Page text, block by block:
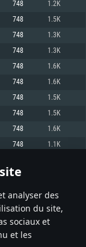
analyser des
du site,
sociaux et
et les
77XX / NVIDIA
le jeu est de 720p
AMD/Nvidia. La
pas supportés)
de Metal
(moins de 6 mois) /
par le jeu est de
(moins de 6 mois) /
748 1.2K
748 1.5K
748 1.3K
748 1.3K
748 1.6K
748 1.6K
748 1.5K
748 1.5K
748 1.6K
748 1.1K